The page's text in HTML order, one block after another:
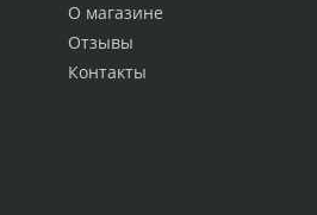
О магазине
Отзывы
Контакты